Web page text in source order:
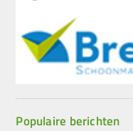
Populaire berichten